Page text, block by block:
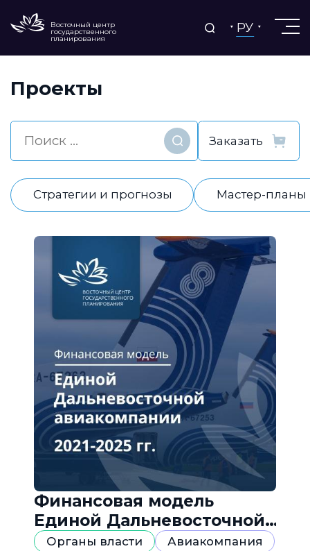
Восточный центр
государственного
планирования
РУ
Проекты
Найти
Стратегии и прогнозы Мастер-планы
Финансовая модель
Единой Дальневосточной
авиакомпании
Органы власти
Авиакомпания